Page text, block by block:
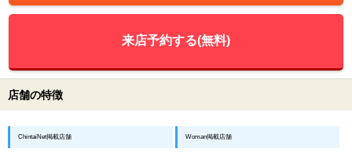
来店予約する(無料)
店舗の特徴
ChintaiNet掲載店舗 Woman掲載店舗